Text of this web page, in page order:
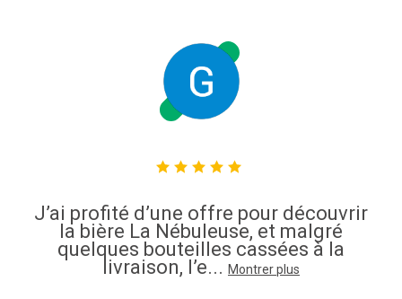
J’ai profité d’une offre pour découvrir
la bière La Nébuleuse, et malgré
quelques bouteilles cassées à la
livraison, l’e... Montrer plus